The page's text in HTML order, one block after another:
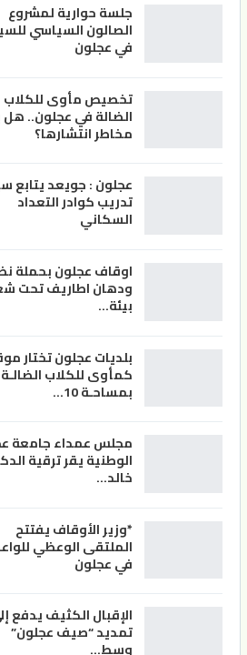
جلسة حوارية لمشروع
الصالون السياسي
في عجلون
تخصيص مأوى للكلاب
الضالة في عجلون..
مخاطر انتشارها؟
عجلون : جويعد يتابع
تدريب كوادر التعداد
السكاني
اوقاف عجلون بحملة
ودهان اطاريف تحت
بيئة…
بلديات عجلون تختار
كمأوى للكلاب الضالـة
بمساحـة 10…
مجلس عمداء جامعة
الوطنية يقر ترقية
خالد…
*وزير الأوقاف يفتتح
الملتقى الوعظي
في عجلون
الإقبال الكثيف يدفع
تمديد “صيف عجلون”
وسط…